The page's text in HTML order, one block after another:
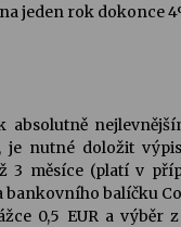
jeden rok dokonce
je nutné doložit
měsíce (platí v
balíčku
0,5 EUR a výběr